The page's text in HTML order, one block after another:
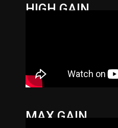
HIGH GAIN
MAX GAIN